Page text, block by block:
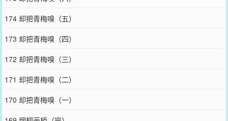
宝座。阅读指南：心机聪慧宠妃*腹黑凉薄帝王古早宫斗文，男非C，
偏后宫生活日常，女主一切只为上位！后期独宠。本文预计4.7凌晨入
v，万字更新，感谢支持！我的微博：@鹊上心头呀求关注~我的专栏
求收藏~我的完结：我见贵妃多妩媚|贵妃娘娘荣华富贵|揽流光|贵妃多
娇媚|贵妃如此多娇|如意宴|宫女为后|宫女升职记|燕京闺杀欢迎食用下
本开《金玉琳琅》求收藏~人人都说阮琳琅运道好，她也这样以为。一
场乌龙抱错，她从无依无靠的小乞儿，成了金陵首富阮氏的大小姐。
不仅从此锦衣华服，更有指腹为婚的如意郎。金陵穆氏钟鸣鼎食，其
长子穆攸之鹤骨松姿，只一眼，阮琳琅便芳心暗许。然而一场假造圣
旨案，让阮氏瞬间败落，获罪抄家。暴雨日，阮琳琅跪在奉旨抄家的
穆攸之面前，求他替病重的父亲寻个大夫。穆攸之声音清冷：“阮小
姐，穆氏已经退亲，我们两家再无干系。”————高烧初醒的阮琳
174 却把青梅嗅（五）
173 却把青梅嗅（四）
172 却把青梅嗅（三）
171 却把青梅嗅（二）
170 却把青梅嗅（一）